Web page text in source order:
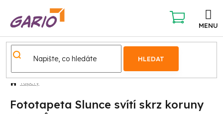
obsah
HLEDAT
NÁKUPNÍ
KOŠÍK
Tapety
Fototapeta Slunce svítí skrz koruny